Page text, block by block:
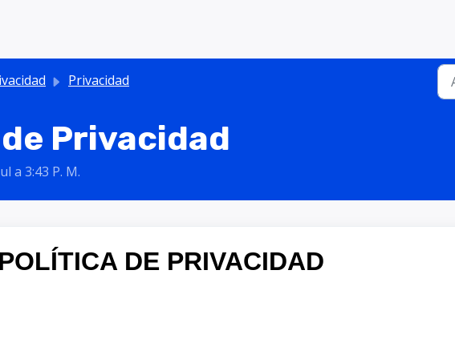
Privacidad
Privacidad
a 3:43 P. M.
POLÍTICA DE PRIVACIDAD